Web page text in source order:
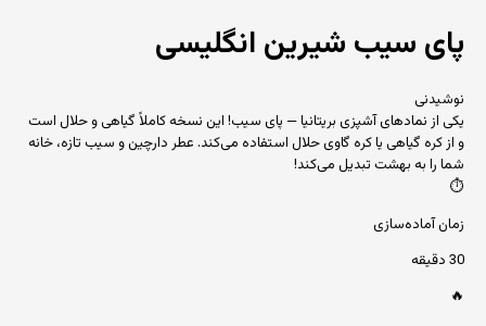
پای سیب شیرین انگلیسی
نوشیدنی
یکی از نمادهای آشپزی بریتانیا — پای سیب! این نسخه کاملاً گیاهی و حلال است
و از کره گیاهی یا کره گاوی حلال استفاده می‌کند. عطر دارچین و سیب تازه، خانه
شما را به بهشت تبدیل می‌کند!
⏱️
زمان آماده‌سازی
30 دقیقه
🔥